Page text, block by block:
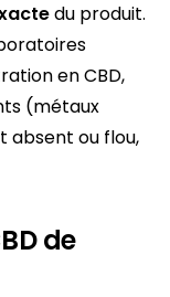
du produit.
en CBD,
(métaux
absent ou flou,
de